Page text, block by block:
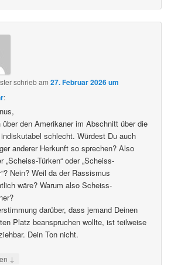
schriebam27. Februar 2026 um
:
über den Amerikaner im Abschnitt über die
schlecht. Würdest Du auch
anderer Herkunft so sprechen? Also
„Scheiss-Türken“ oder „Scheiss-
Nein? Weil da der Rassismus
wäre? Warum also Scheiss-
darüber, dass jemand Deinen
Platz beanspruchen wollte, ist teilweise
Dein Ton nicht.
↓